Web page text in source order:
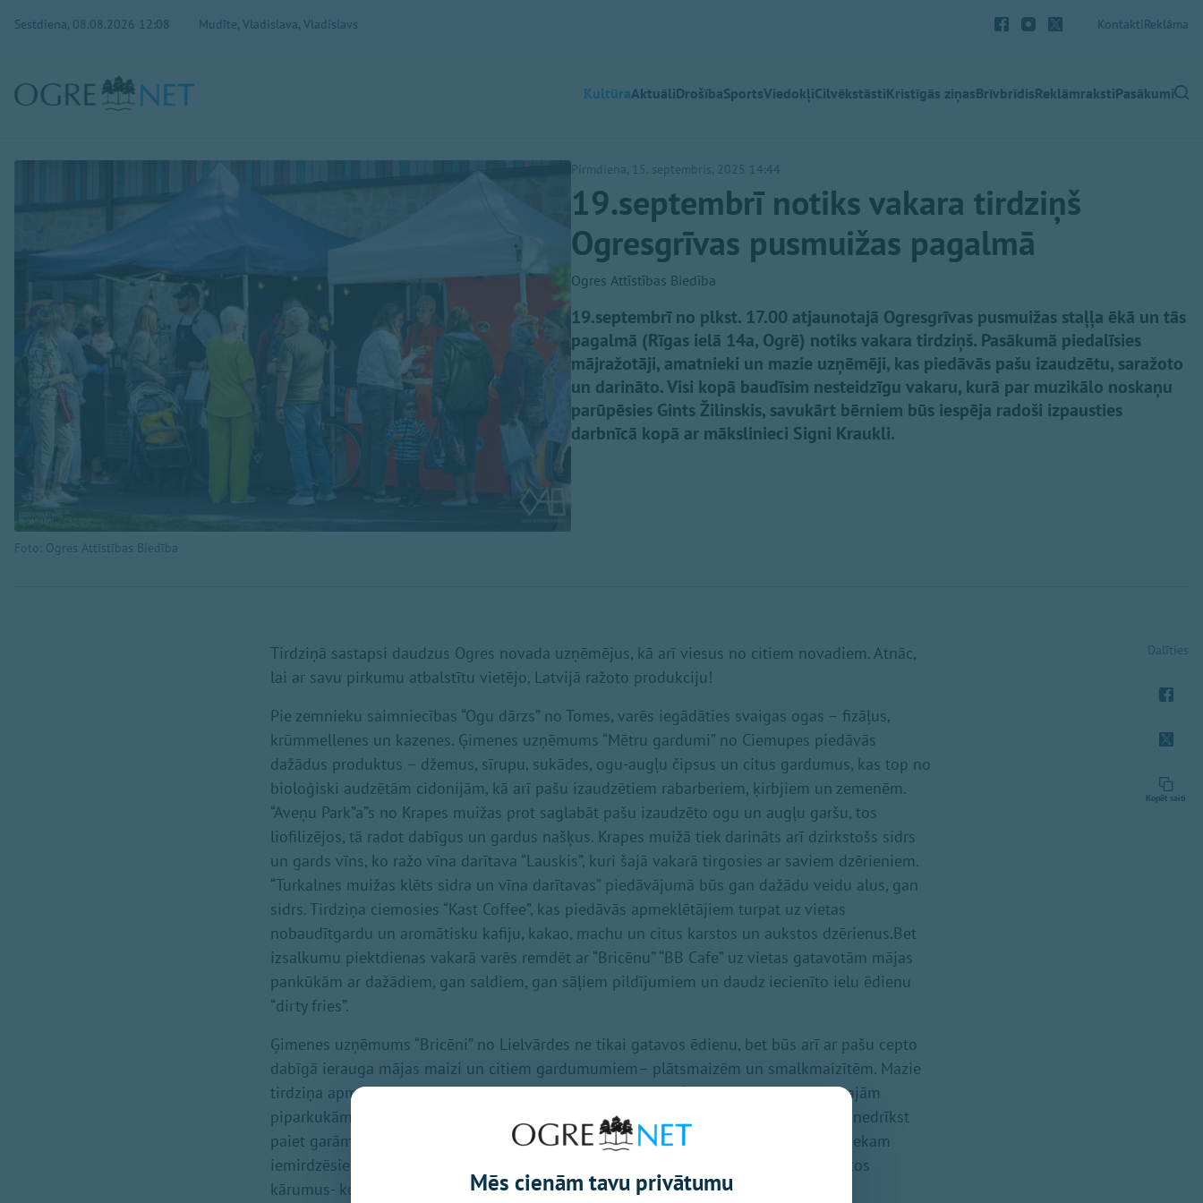
Sestdiena, 08.08.2026 12:08 Mudīte, Vladislava, Vladislavs KontaktiReklāma
KultūraAktuāliDrošībaSportsViedokļiCilvēkstāstiKristīgās ziņasBrīvbrīdisReklāmrakstiPasākumi
Foto: Ogres Attīstības Biedība
Pirmdiena, 15. septembris, 2025 14:44
19.septembrī notiks vakara tirdziņš
Ogresgrīvas pusmuižas pagalmā
Ogres Attīstības Biedība
⁠19.septembrī no plkst. 17.00 atjaunotajā Ogresgrīvas pusmuižas staļļa ēkā un tās
pagalmā (Rīgas ielā 14a, Ogrē) notiks vakara tirdziņš. Pasākumā piedalīsies
mājražotāji, amatnieki un mazie uzņēmēji, kas piedāvās pašu izaudzētu, saražoto
un darināto. Visi kopā baudīsim nesteidzīgu vakaru, kurā par muzikālo noskaņu
parūpēsies Gints Žilinskis, savukārt bērniem būs iespēja radoši izpausties
darbnīcā kopā ar mākslinieci Signi Kraukli.
Tirdziņā sastapsi daudzus Ogres novada uzņēmējus, kā arī viesus no citiem novadiem. Atnāc,
lai ar savu pirkumu atbalstītu vietējo, Latvijā ražoto produkciju!
Pie zemnieku saimniecības “Ogu dārzs” no Tomes, varēs iegādāties svaigas ogas – fizāļus,
krūmmellenes un kazenes. Ģimenes uzņēmums “Mētru gardumi” no Ciemupes piedāvās
dažādus produktus – džemus, sīrupu, sukādes, ogu-augļu čipsus un citus gardumus, kas top no
bioloģiski audzētām cidonijām, kā arī pašu izaudzētiem rabarberiem, ķirbjiem un zemenēm.
“Aveņu Park”a”s no Krapes muižas prot saglabāt pašu izaudzēto ogu un augļu garšu, tos
liofilizējos, tā radot dabīgus un gardus našķus. Krapes muižā tiek darināts arī dzirkstošs sidrs
un gards vīns, ko ražo vīna darītava “Lauskis”, kuri šajā vakarā tirgosies ar saviem dzērieniem.
“Turkalnes muižas klēts sidra un vīna darītavas” piedāvājumā būs gan dažādu veidu alus, gan
sidrs. Tirdziņa ciemosies “Kast Coffee”, kas piedāvās apmeklētājiem turpat uz vietas
nobaudītgardu un aromātisku kafiju, kakao, machu un citus karstos un aukstos dzērienus.Bet
izsalkumu piektdienas vakarā varēs remdēt ar “Bricēnu” “BB Cafe” uz vietas gatavotām mājas
pankūkām ar dažādiem, gan saldiem, gan sāļiem pildījumiem un daudz iecienīto ielu ēdienu
“dirty fries”.
Ģimenes uzņēmums “Bricēni” no Lielvārdes ne tikai gatavos ēdienu, bet būs arī ar pašu cepto
dabīgā ierauga mājas maizi un citiem gardumumiem– plātsmaizēm un smalkmaizītēm. Mazie
tirdziņa apmeklētāji priecāsies par gardajām un krāšņajām “Līčupes saldumi” mīkstajām
piparkukām ar dabīgo glazūru. Ja kārojas kādu sāļu vai saldu cepumu, vaipīrādziņu, nedrīkst
paiet garām lēdmaniešu “Dailas konditoreja” stendam. Kā lielam, tā mazam kārumniekam
iemirdzēsies acis redzot ģimenes uzņēmuma “Rembates šokolāde” ar rokām gatavotos
kārumus- konfektes, trifeles, šokolādes tāfelītes.
Dalīties
Kopēt saiti
Mēs cienām tavu privātumu